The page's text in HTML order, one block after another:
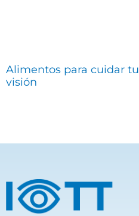
Alimentos para cuidar tu
visión